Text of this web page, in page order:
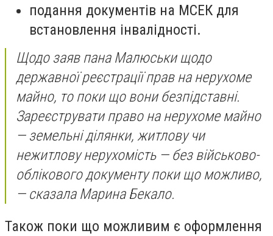
подання документів на МСЕК для
встановлення інвалідності.
Щодо заяв пана Малюськи щодо
державної реєстрації прав на нерухоме
майно, то поки що вони безпідставні.
Зареєструвати право на нерухоме майно
— земельні ділянки, житлову чи
нежитлову нерухомість — без військово-
облікового документу поки що можливо,
— сказала Марина Бекало.
Також поки що можливим є оформлення